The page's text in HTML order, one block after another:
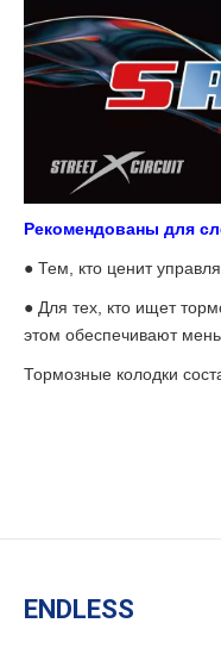
Рекомендованы для
● Тем, кто ценит
● Для тех, кто ищет
этом обеспечивают
Тормозные колодки
ENDLESS